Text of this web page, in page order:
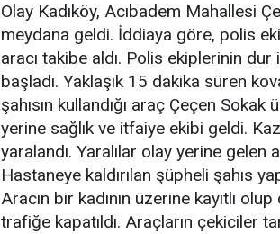
Olay Kadıköy, Acıbadem Mahallesi
meydana geldi. İddiaya göre, polis
aracı takibe aldı. Polis ekiplerinin
başladı. Yaklaşık 15 dakika süren
şahısın kullandığı araç Çeçen
yerine sağlık ve itfaiye ekibi geldi.
yaralandı. Yaralılar olay yerine gelen
Hastaneye kaldırılan şüpheli şahıs
Aracın bir kadının üzerine kayıtlı
trafiğe kapatıldı. Araçların çekiciler